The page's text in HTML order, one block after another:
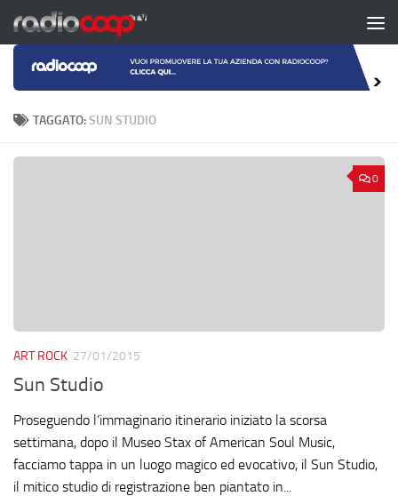
Salta al contenuto
TAGGATO:SUN STUDIO
0
ART ROCK 27/01/2015
Sun Studio
Proseguendo l’immaginario itinerario iniziato la scorsa
settimana, dopo il Museo Stax of American Soul Music,
facciamo tappa in un luogo magico ed evocativo, il Sun Studio,
il mitico studio di registrazione ben piantato in...